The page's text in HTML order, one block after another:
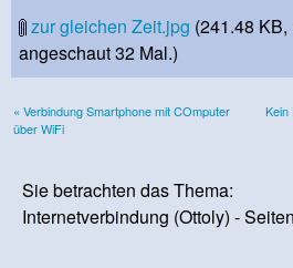
zur gleichen Zeit.jpg (241.48
angeschaut 32 Mal.)
« Verbindung Smartphone mit COmputer
über WiFi
Kein
Sie betrachten das Thema:
Internetverbindung (Ottoly) -